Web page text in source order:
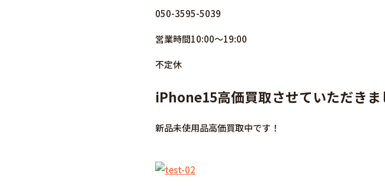
050-3595-5039
営業時間10:00～19:00
不定休
iPhone15高価買取させていただきま
新品未使用品高価買取中です！